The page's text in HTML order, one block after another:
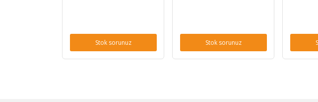
Stok sorunuz Stok sorunuz